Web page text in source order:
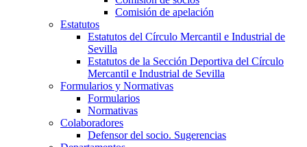
Comisión de apelación
Estatutos
Estatutos del Círculo Mercantil e Industrial de
Sevilla
Estatutos de la Sección Deportiva del Círculo
Mercantil e Industrial de Sevilla
Formularios y Normativas
Formularios
Normativas
Colaboradores
Defensor del socio. Sugerencias